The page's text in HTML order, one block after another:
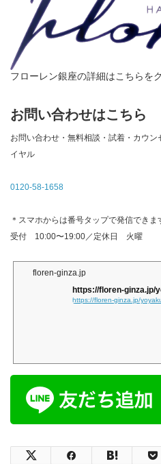
フローレン銀座の詳細はこちらを
お問い合わせはこちら
お問い合わせ・無料相談・試着・カウ
イヤル
0120-58-1658
＊スマホからは番号タップで発信できま
受付 10:00〜19:00／定休日 火曜
floren-ginza.jp
https://floren-ginza.jp/
https://floren-ginza.jp/